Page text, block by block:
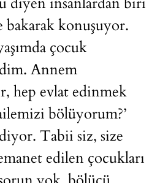
bakarak konuşuyor.
çocuk
Annem
hep evlat edinmek
bölüyorum?’
Tabii siz, size
edilen çocukları